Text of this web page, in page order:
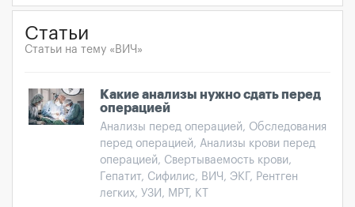
Статьи
Статьи на тему «ВИЧ»
Какие анализы нужно сдать перед
операцией
Анализы перед операцией, Обследования
перед операцией, Анализы крови перед
операцией, Свертываемость крови,
Гепатит, Сифилис, ВИЧ, ЭКГ, Рентген
легких, УЗИ, МРТ, КТ